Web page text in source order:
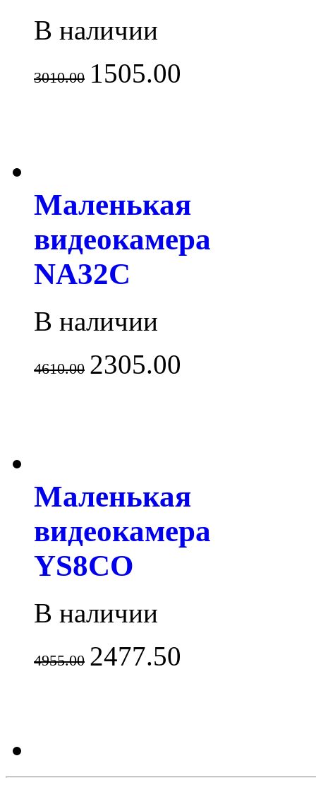
В наличии
3010.00 1505.00
Маленькая
видеокамера
NA32C
В наличии
4610.00 2305.00
Маленькая
видеокамера
YS8CO
В наличии
4955.00 2477.50